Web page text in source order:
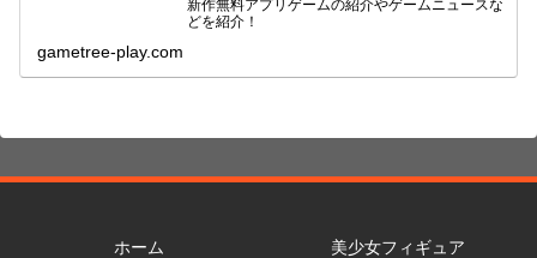
新作無料アプリゲームの紹介やゲームニュースな
どを紹介！
gametree-play.com
ホーム 美少女フィギュア